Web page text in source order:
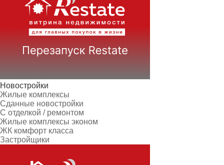
Новостройки
Жилые комплексы
Сданные новостройки
С отделкой / ремонтом
Жилые комплексы эконом
ЖК комфорт класса
Застройщики